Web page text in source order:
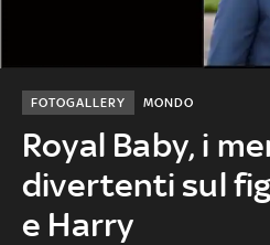
Royal Baby, i
divertenti sul
e Harry
MONDO
FOTOGALLERY